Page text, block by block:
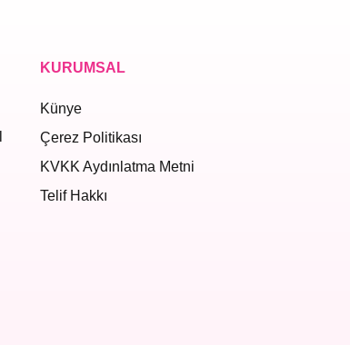
KURUMSAL
Künye
Çerez Politikası
KVKK Aydınlatma Metni
Telif Hakkı